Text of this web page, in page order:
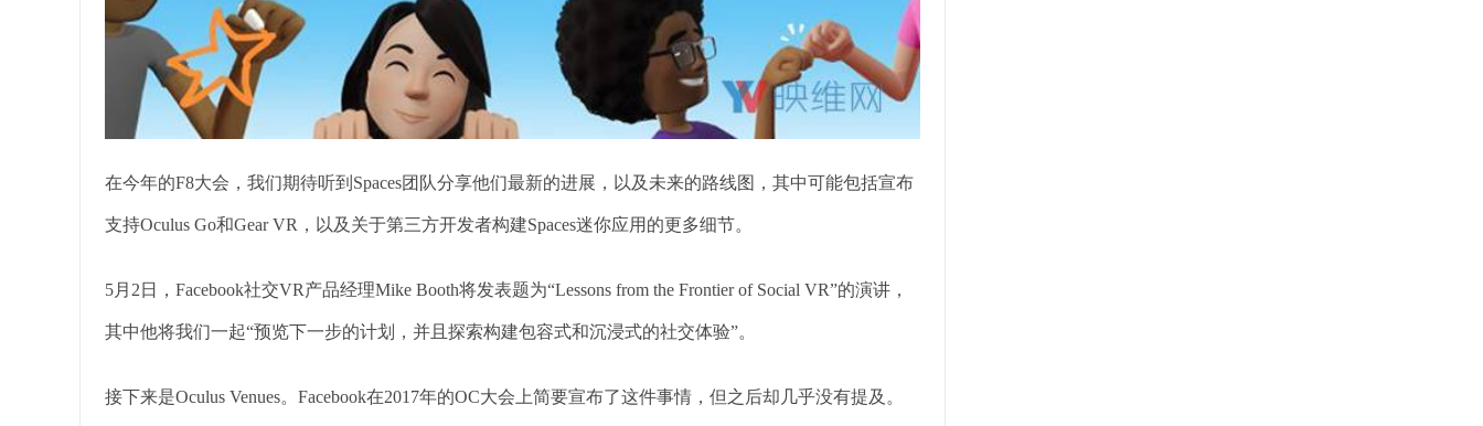
在今年的F8大会，我们期待听到Spaces团队分享他们最新的进展，以及未来的路线图，其中可能包括宣布
支持Oculus Go和Gear VR，以及关于第三方开发者构建Spaces迷你应用的更多细节。
5月2日，Facebook社交VR产品经理Mike Booth将发表题为“Lessons from the Frontier of Social VR”的演讲，
其中他将我们一起“预览下一步的计划，并且探索构建包容式和沉浸式的社交体验”。
接下来是Oculus Venues。Facebook在2017年的OC大会上简要宣布了这件事情，但之后却几乎没有提及。